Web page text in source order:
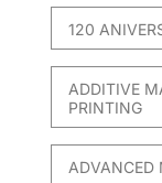
120
ADDITIVE
PRINTING
ADVANCED